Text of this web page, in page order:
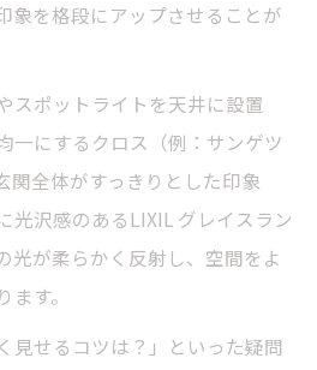
象を格段にアップさせることが
スポットライトを天井に設置
一にするクロス（例：サンゲツ
関全体がすっきりとした印象
光沢感のあるLIXIL グレイスラン
光が柔らかく反射し、空間をよ
す。
見せるコツは？」といった疑問